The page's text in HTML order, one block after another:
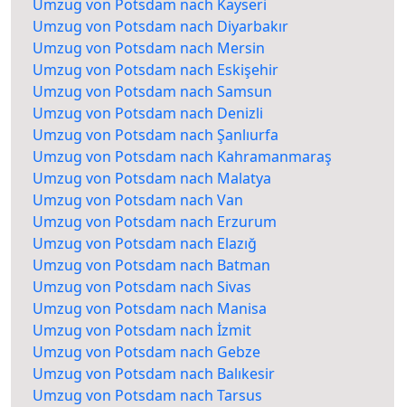
Umzug von Potsdam nach Kayseri
Umzug von Potsdam nach Diyarbakır
Umzug von Potsdam nach Mersin
Umzug von Potsdam nach Eskişehir
Umzug von Potsdam nach Samsun
Umzug von Potsdam nach Denizli
Umzug von Potsdam nach Şanlıurfa
Umzug von Potsdam nach Kahramanmaraş
Umzug von Potsdam nach Malatya
Umzug von Potsdam nach Van
Umzug von Potsdam nach Erzurum
Umzug von Potsdam nach Elazığ
Umzug von Potsdam nach Batman
Umzug von Potsdam nach Sivas
Umzug von Potsdam nach Manisa
Umzug von Potsdam nach İzmit
Umzug von Potsdam nach Gebze
Umzug von Potsdam nach Balıkesir
Umzug von Potsdam nach Tarsus